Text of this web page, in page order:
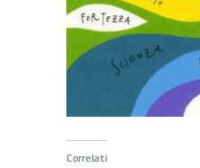
Correlati